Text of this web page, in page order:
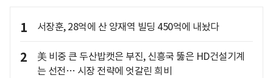
1 서장훈, 28억에 산 양재역 빌딩 450억에 내놨다
2
美 비중 큰 두산밥캣은 부진, 신흥국 뚫은 HD건설기계
는 선전… 시장 전략에 엇갈린 희비